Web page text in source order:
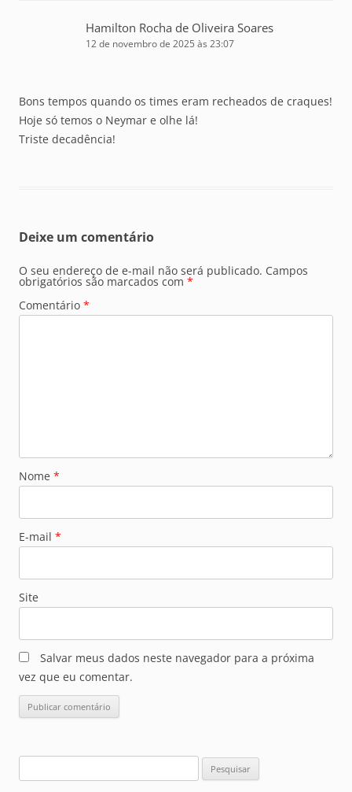
Hamilton Rocha de Oliveira Soares
12 de novembro de 2025 às 23:07
Bons tempos quando os times eram recheados de craques!
Hoje só temos o Neymar e olhe lá!
Triste decadência!
Deixe um comentário
O seu endereço de e-mail não será publicado. Campos
obrigatórios são marcados com *
Comentário *
Nome *
E-mail *
Site
Salvar meus dados neste navegador para a próxima
vez que eu comentar.
por: